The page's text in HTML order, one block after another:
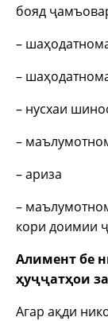
бояд
–
–
– нусхаи
–
– ариза
–
кори доимии
Алимент бе
ҳуҷҷатҳои
Агар ақди